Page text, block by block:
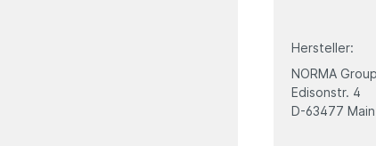
Hersteller:
NORMA
Edisonstr. 4
D-63477